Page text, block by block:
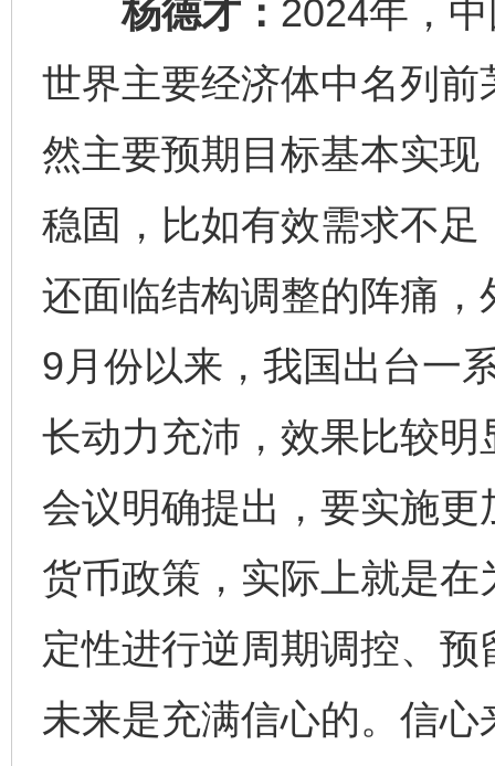
杨德才： 2024年，
世界主要经济体中名列
然主要预期目标基本实
稳固，比如有效需求不
还面临结构调整的阵痛
9月份以来，我国出台一
长动力充沛，效果比较
会议明确提出，要实施
货币政策，实际上就是
定性进行逆周期调控、
未来是充满信心的。信